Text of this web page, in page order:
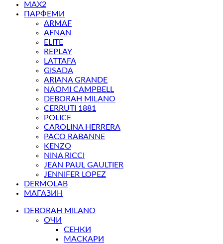
MAX2
ПАРФЕМИ
ARMAF
AFNAN
ELITE
REPLAY
LATTAFA
GISADA
ARIANA GRANDE
NAOMI CAMPBELL
DEBORAH MILANO
CERRUTI 1881
POLICE
CAROLINA HERRERA
PACO RABANNE
KENZO
NINA RICCI
JEAN PAUL GAULTIER
JENNIFER LOPEZ
DERMOLAB
МАГАЗИН
DEBORAH MILANO
ОЧИ
СЕНКИ
МАСКАРИ